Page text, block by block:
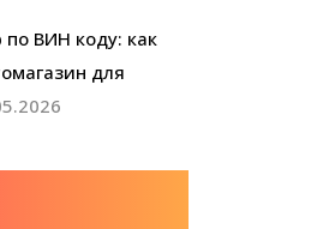
ВИН коду: как
для